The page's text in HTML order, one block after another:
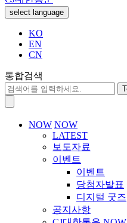
select language
KO
EN
CN
통합검색
NOW NOW
LATEST
보도자료
이벤트
이벤트
당첨자발표
디지털 굿즈
공지사항